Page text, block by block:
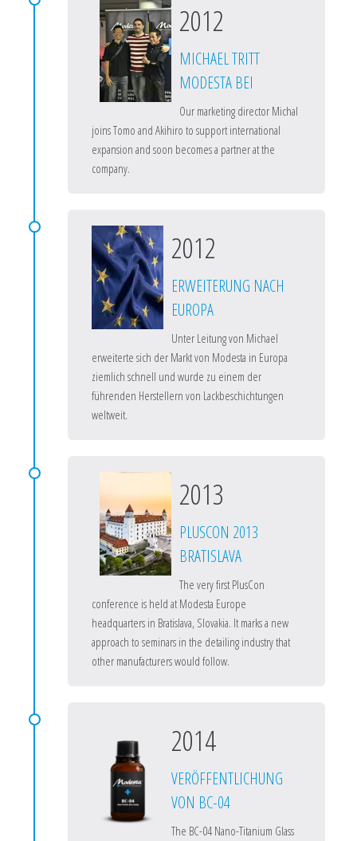
2012
MICHAEL TRITT
MODESTA BEI
Our marketing director Michal
joins Tomo and Akihiro to support international
expansion and soon becomes a partner at the
company.
2012
ERWEITERUNG NACH
EUROPA
Unter Leitung von Michael
erweiterte sich der Markt von Modesta in Europa
ziemlich schnell und wurde zu einem der
führenden Herstellern von Lackbeschichtungen
weltweit.
2013
PLUSCON 2013
BRATISLAVA
The very first PlusCon
conference is held at Modesta Europe
headquarters in Bratislava, Slovakia. It marks a new
approach to seminars in the detailing industry that
other manufacturers would follow.
2014
VERÖFFENTLICHUNG
VON BC-04
The BC-04 Nano-Titanium Glass